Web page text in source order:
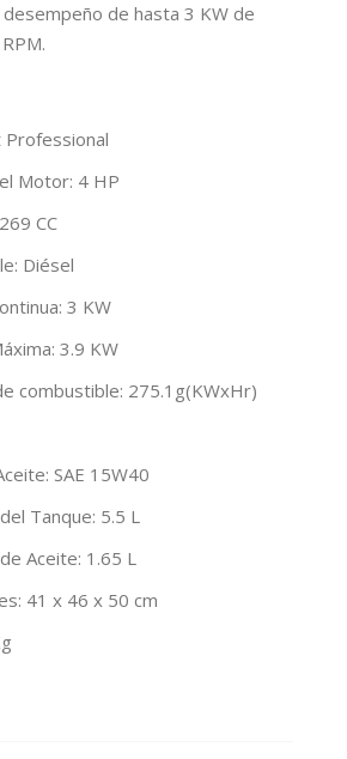
de hasta 3 KW de
Motor: 4 HP
CC
Diésel
3 KW
3.9 KW
combustible: 275.1g(KWxHr)
SAE 15W40
Tanque: 5.5 L
Aceite: 1.65 L
41 x 46 x 50 cm